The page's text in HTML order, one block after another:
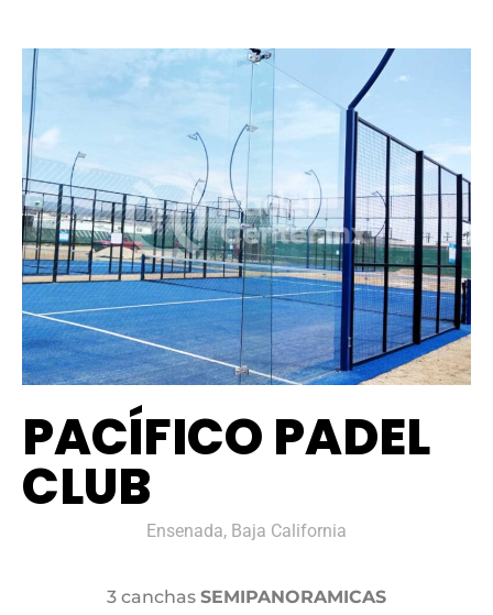
PACÍFICO PADEL
CLUB
Ensenada, Baja California
3 canchas SEMIPANORAMICAS